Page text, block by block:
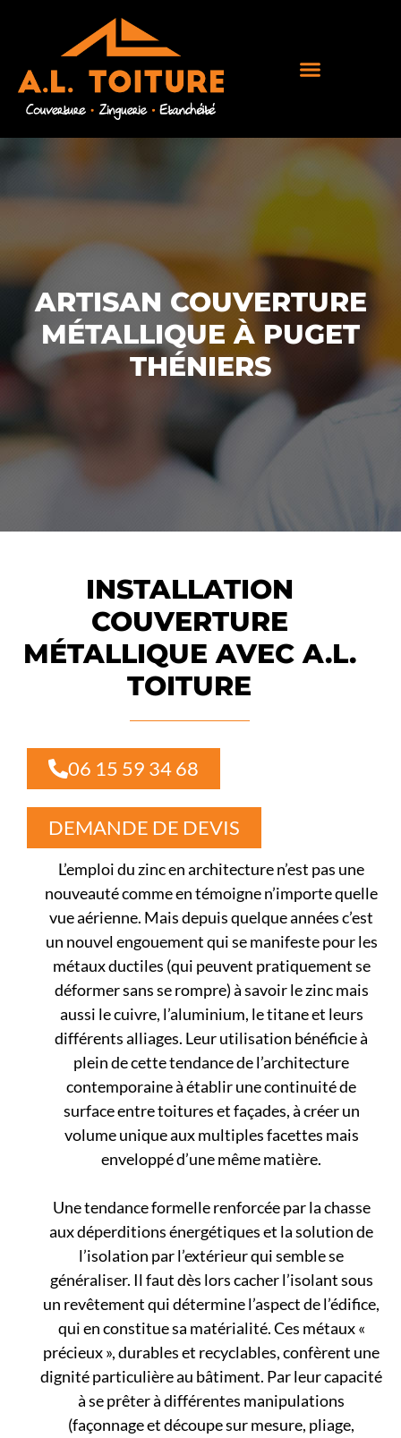
ARTISAN COUVERTURE
MÉTALLIQUE À PUGET
THÉNIERS
INSTALLATION
COUVERTURE
MÉTALLIQUE AVEC A.L.
TOITURE
06 15 59 34 68
DEMANDE DE DEVIS
L’emploi du zinc en architecture n’est pas une
nouveauté comme en témoigne n’importe quelle
vue aérienne. Mais depuis quelque années c’est
un nouvel engouement qui se manifeste pour les
métaux ductiles (qui peuvent pratiquement se
déformer sans se rompre) à savoir le zinc mais
aussi le cuivre, l’aluminium, le titane et leurs
différents alliages. Leur utilisation bénéficie à
plein de cette tendance de l’architecture
contemporaine à établir une continuité de
surface entre toitures et façades, à créer un
volume unique aux multiples facettes mais
enveloppé d’une même matière.
Une tendance formelle renforcée par la chasse
aux déperditions énergétiques et la solution de
l’isolation par l’extérieur qui semble se
généraliser. Il faut dès lors cacher l’isolant sous
un revêtement qui détermine l’aspect de l’édifice,
qui en constitue sa matérialité. Ces métaux «
précieux », durables et recyclables, confèrent une
dignité particulière au bâtiment. Par leur capacité
à se prêter à différentes manipulations
(façonnage et découpe sur mesure, pliage,